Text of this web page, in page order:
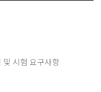
시험 요구사항